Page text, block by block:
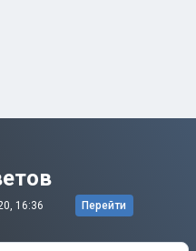
16:36 Перейти